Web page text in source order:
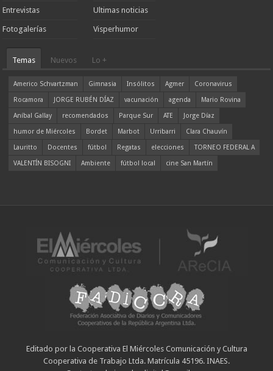
Entrevistas
Fotogalerías
Ultimas noticias
Visperhumor
Temas Nuevos Lo +
Americo Schvartzman Gimnasia Insólitos Agmer
Coronavirus
Rocamora
JORGE RUBÉN DÍAZ vacunación agenda
Mario Rovina
Aníbal Gallay
recomendados Parque Sur ATE
Jorge Díaz
humor de Miércoles
Bordet Marbot Urribarri
Clara Chauvín
Lauritto
Docentes fútbol Regatas elecciones
TORNEO FEDERAL A
VALENTÍN BISOGNI
Ambiente fútbol local cine San Martín
Editado por la Cooperativa El Miércoles Comunicación y Cultura
Cooperativa de Trabajo Ltda. Matrícula 45196. INAES.